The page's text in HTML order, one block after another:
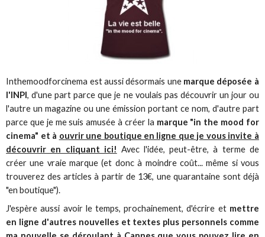
Inthemoodforcinema est aussi désormais une marque déposée à
l'INPI, d'une part parce que je ne voulais pas découvrir un jour ou
l'autre un magazine ou une émission portant ce nom, d'autre part
parce que je me suis amusée à créer la marque "in the mood for
cinema" et à ouvrir une boutique en ligne que je vous invite à
découvrir en cliquant ici! Avec l'idée, peut-être, à terme de
créer une vraie marque (et donc à moindre coût... même si vous
trouverez des articles à partir de 13€, une quarantaine sont déjà
"en boutique").
J'espère aussi avoir le temps, prochainement, d'écrire et mettre
en ligne d'autres nouvelles et textes plus personnels comme